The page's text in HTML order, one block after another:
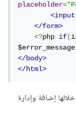
placeholder=
<input
</form>
<?php if(
</body>
</html>
إضافة وإدارة